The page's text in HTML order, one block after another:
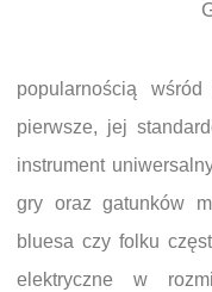
popularnością
pierwsze, jej
instrument
gry oraz gatunków
bluesa czy folku
elektryczne w